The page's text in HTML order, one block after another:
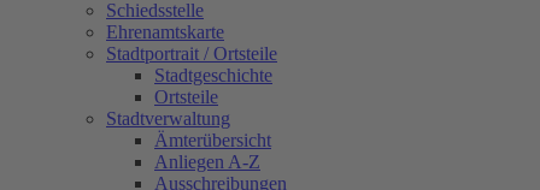
Schiedsstelle
Ehrenamtskarte
Stadtportrait / Ortsteile
Stadtgeschichte
Ortsteile
Stadtverwaltung
Ämterübersicht
Anliegen A-Z
Ausschreibungen